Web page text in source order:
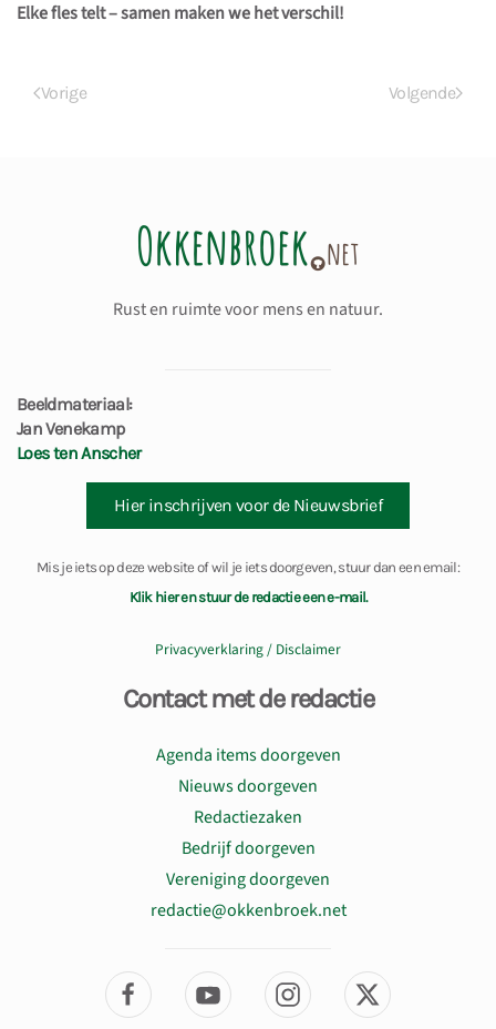
Elke fles telt – samenmaken we het verschil!
Vorige Volgende
Rust en ruimte voor mens en natuur.
Beeldmateriaal:
Jan Venekamp
Loes ten Anscher
Hier inschrijven voor de Nieuwsbrief
Mis je iets op deze website of wil je iets doorgeven, stuur dan een email:
Klik hier en stuur de redactie een e-mail.
Privacyverklaring / Disclaimer
Contact met de redactie
Agenda items doorgeven
Nieuws doorgeven
Redactiezaken
Bedrijf doorgeven
Vereniging doorgeven
redactie@okkenbroek.net